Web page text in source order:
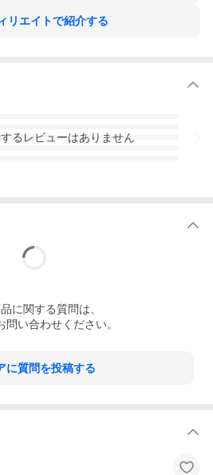
ています。
購入ください。
下記から化粧箱も合わせてご注文く
リエイトで紹介する
るレビューはありません
に関する質問は、
問い合わせください。
に質問を投稿する